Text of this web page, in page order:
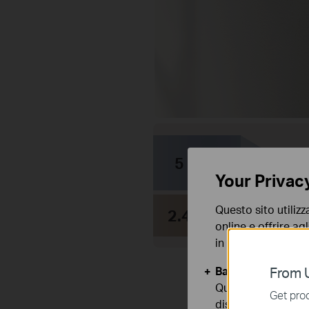
5 GHz
2.4 GHz
From
Get
Your
Questo sito
online e offrire
in qualunque
Basic Cookies
Questi cookies
disattivati nel tuo